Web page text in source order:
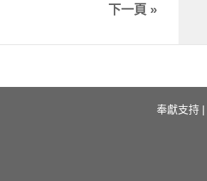
下一頁 »
奉獻支持 |